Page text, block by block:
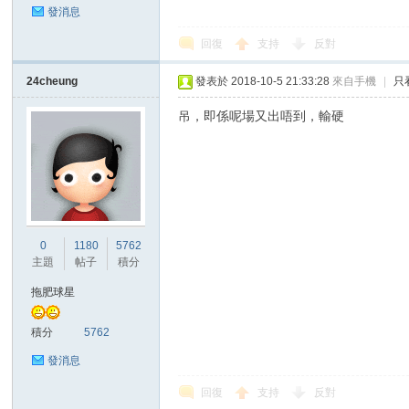
發消息
回復 支持 反對
24cheung
0
主題
1180
帖子
5762
積分
拖肥球星
積分 5762
發消息
發表於 2018-10-5 21:33:28 來自手機 只
吊，即係呢場又出唔到，輸硬
回復 支持 反對